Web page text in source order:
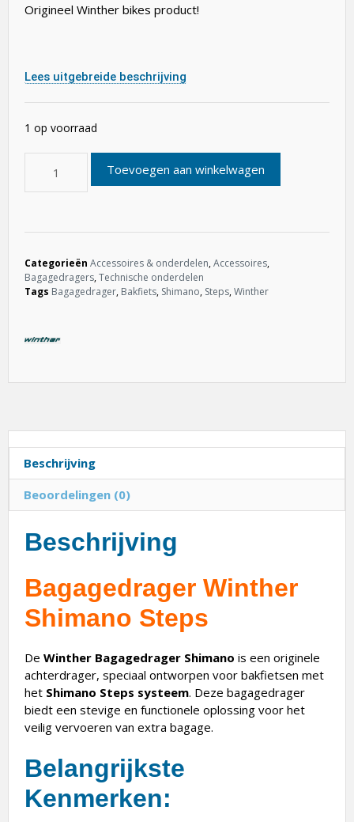
Origineel Winther bikes product!
Lees uitgebreide beschrijving
1 op voorraad
Toevoegen aan winkelwagen
Categorieën Accessoires & onderdelen,Accessoires,
Bagagedragers,Technische onderdelen
Tags Bagagedrager, Bakfiets, Shimano, Steps,Winther
Beschrijving
Beoordelingen (0)
Beschrijving
Bagagedrager Winther
Shimano Steps
De Winther Bagagedrager Shimano is een originele
achterdrager, speciaal ontworpen voor bakfietsen met
het Shimano Steps systeem. Deze bagagedrager
biedt een stevige en functionele oplossing voor het
veilig vervoeren van extra bagage.
Belangrijkste
Kenmerken: